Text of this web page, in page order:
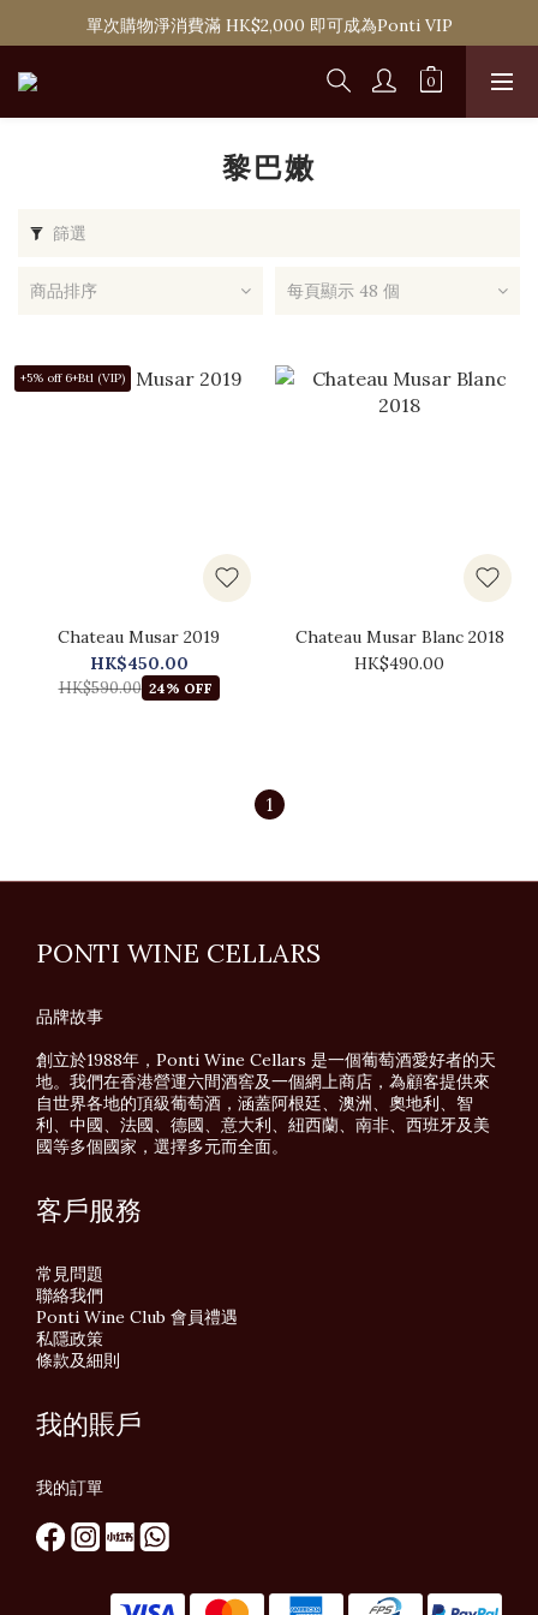
購滿 HK$1,800 即可享香港本地免費送貨服務
單次購物淨消費滿 HK$2,000 即可成為Ponti VIP
購滿 HK$1,800 即可享香港本地免費送貨服務
黎巴嫩
篩選
商品排序 每頁顯示 48 個
+5% off 6+Btl (VIP)
Chateau Musar 2019
HK$450.00
HK$590.00 24% OFF
Chateau Musar Blanc 2018
HK$490.00
1
PONTI WINE CELLARS
品牌故事
創立於1988年，Ponti Wine Cellars 是一個葡萄酒愛好者的天
地。我們在香港營運六間酒窖及一個網上商店，為顧客提供來
自世界各地的頂級葡萄酒，涵蓋阿根廷、澳洲、奧地利、智
利、中國、法國、德國、意大利、紐西蘭、南非、西班牙及美
國等多個國家，選擇多元而全面。
客戶服務
常見問題
聯絡我們
Ponti Wine Club 會員禮遇
私隱政策
條款及細則
我的賬戶
我的訂單